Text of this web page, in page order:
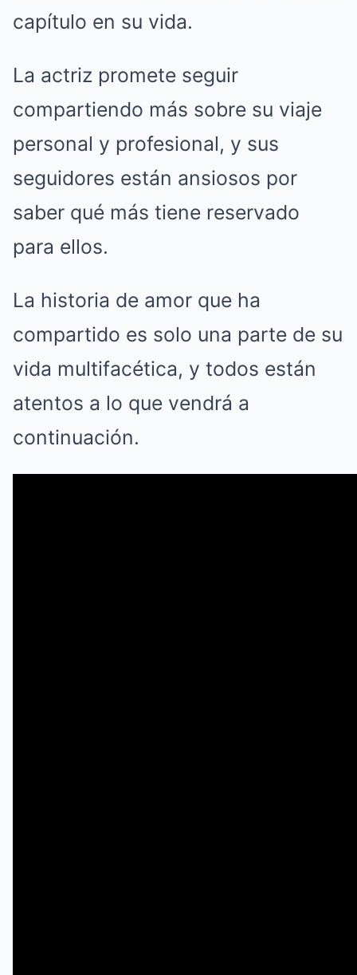
capítulo en su vida.
La actriz promete seguir
compartiendo más sobre su viaje
personal y profesional, y sus
seguidores están ansiosos por
saber qué más tiene reservado
para ellos.
La historia de amor que ha
compartido es solo una parte de su
vida multifacética, y todos están
atentos a lo que vendrá a
continuación.